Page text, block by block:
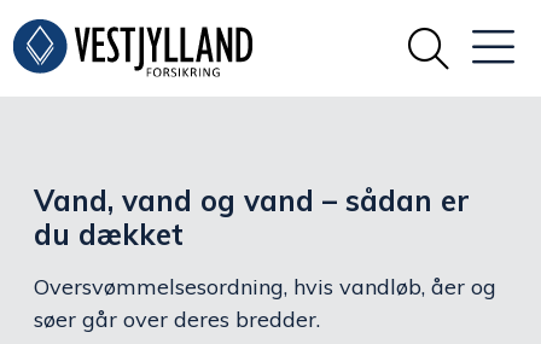
Vand, vand og vand – sådan er
du dækket
Oversvømmelsesordning, hvis vandløb, åer og
søer går over deres bredder.